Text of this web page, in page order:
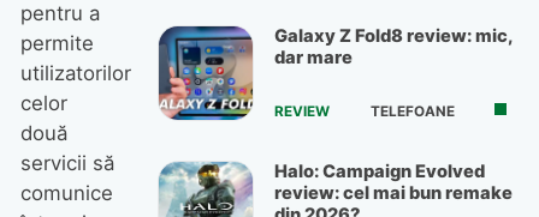
pentru a
permite
utilizatorilor
celor
două
servicii să
comunice
Galaxy Z Fold8 review: mic,
dar mare
REVIEW TELEFOANE
Halo: Campaign Evolved
review: cel mai bun remake